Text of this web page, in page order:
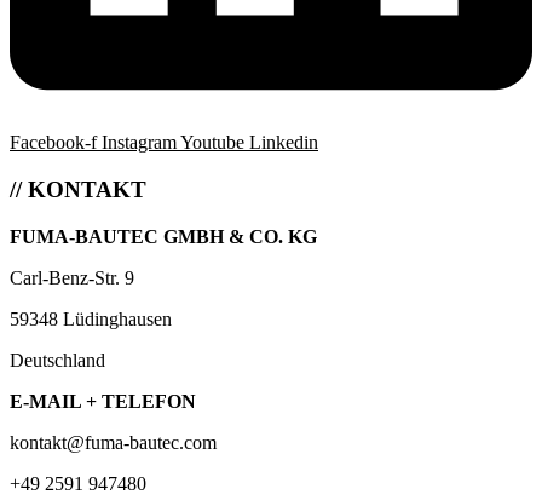
Facebook-f InstagramYoutube Linkedin
// KONTAKT
FUMA-BAUTEC GMBH & CO. KG
Carl-Benz-Str. 9
59348 Lüdinghausen
Deutschland
E-MAIL + TELEFON
kontakt@fuma-bautec.com
+49 2591 947480